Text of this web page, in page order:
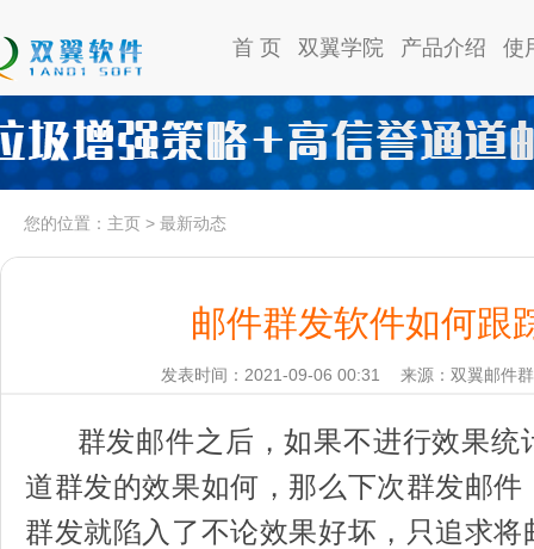
首 页 双翼学院 产品介绍 使
您的位置： 主页 > 最新动态
邮件群发软件如何跟
发表时间：2021-09-06 00:31 来源：双翼邮件
群发邮件之后，如果不进行效果统
道群发的效果如何，那么下次群发邮
群发就陷入了不论效果好坏，只追求